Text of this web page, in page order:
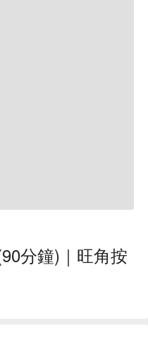
分鐘)｜旺角按